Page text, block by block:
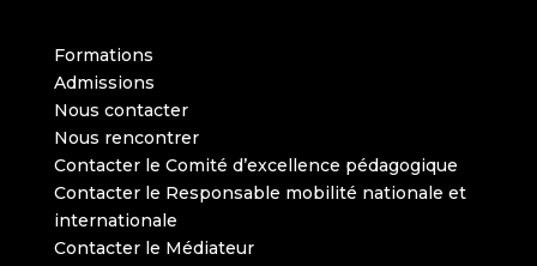
Formations
Admissions
Nous contacter
Nous rencontrer
Contacter le Comité d’excellence pédagogique
Contacter le Responsable mobilité nationale et
internationale
Contacter le Médiateur